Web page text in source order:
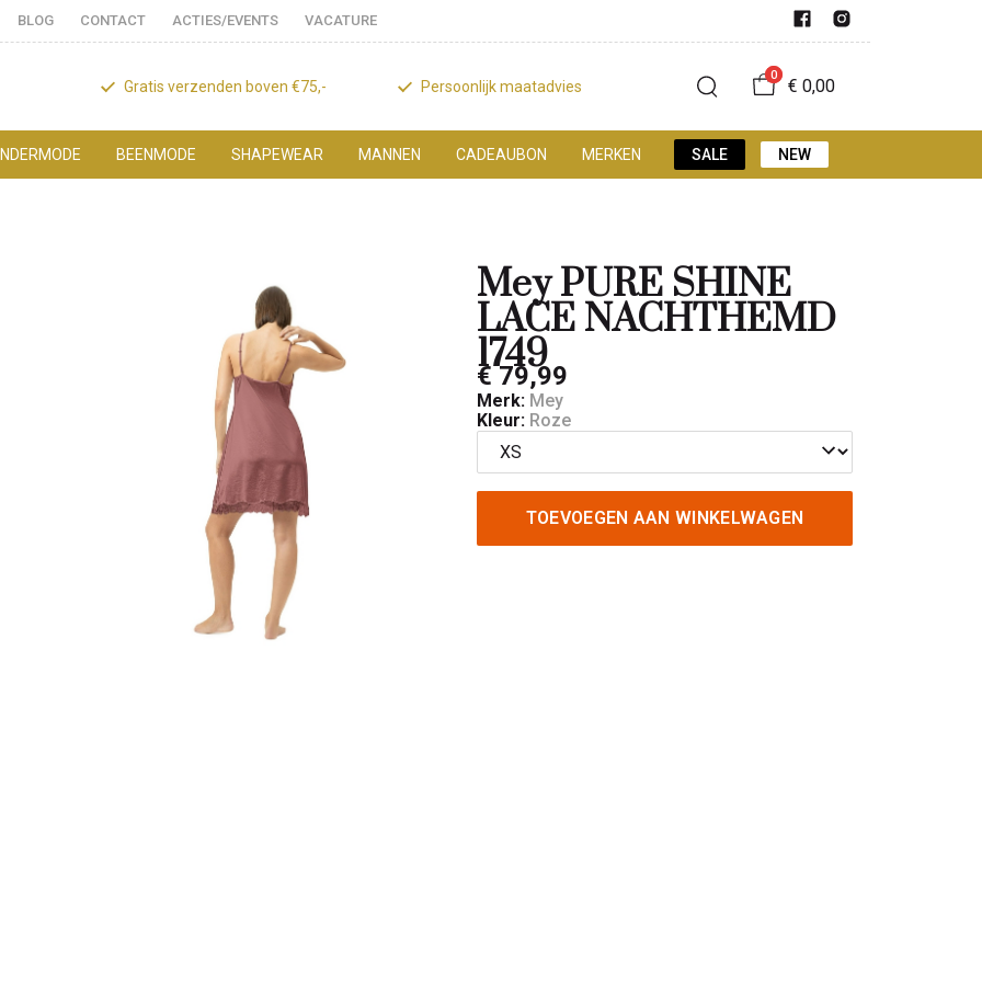
BLOG CONTACT ACTIES/EVENTS VACATURE
Gratis verzenden boven €75,- Persoonlijk maatadvies
0
€ 0,00
BEENMODE SHAPEWEAR MANNEN CADEAUBON MERKEN SALE NEW
Mey PURE SHINE
LACE NACHTHEMD
1749
€ 79,99
Merk: Mey
Kleur: Roze
TOEVOEGEN AAN WINKELWAGEN